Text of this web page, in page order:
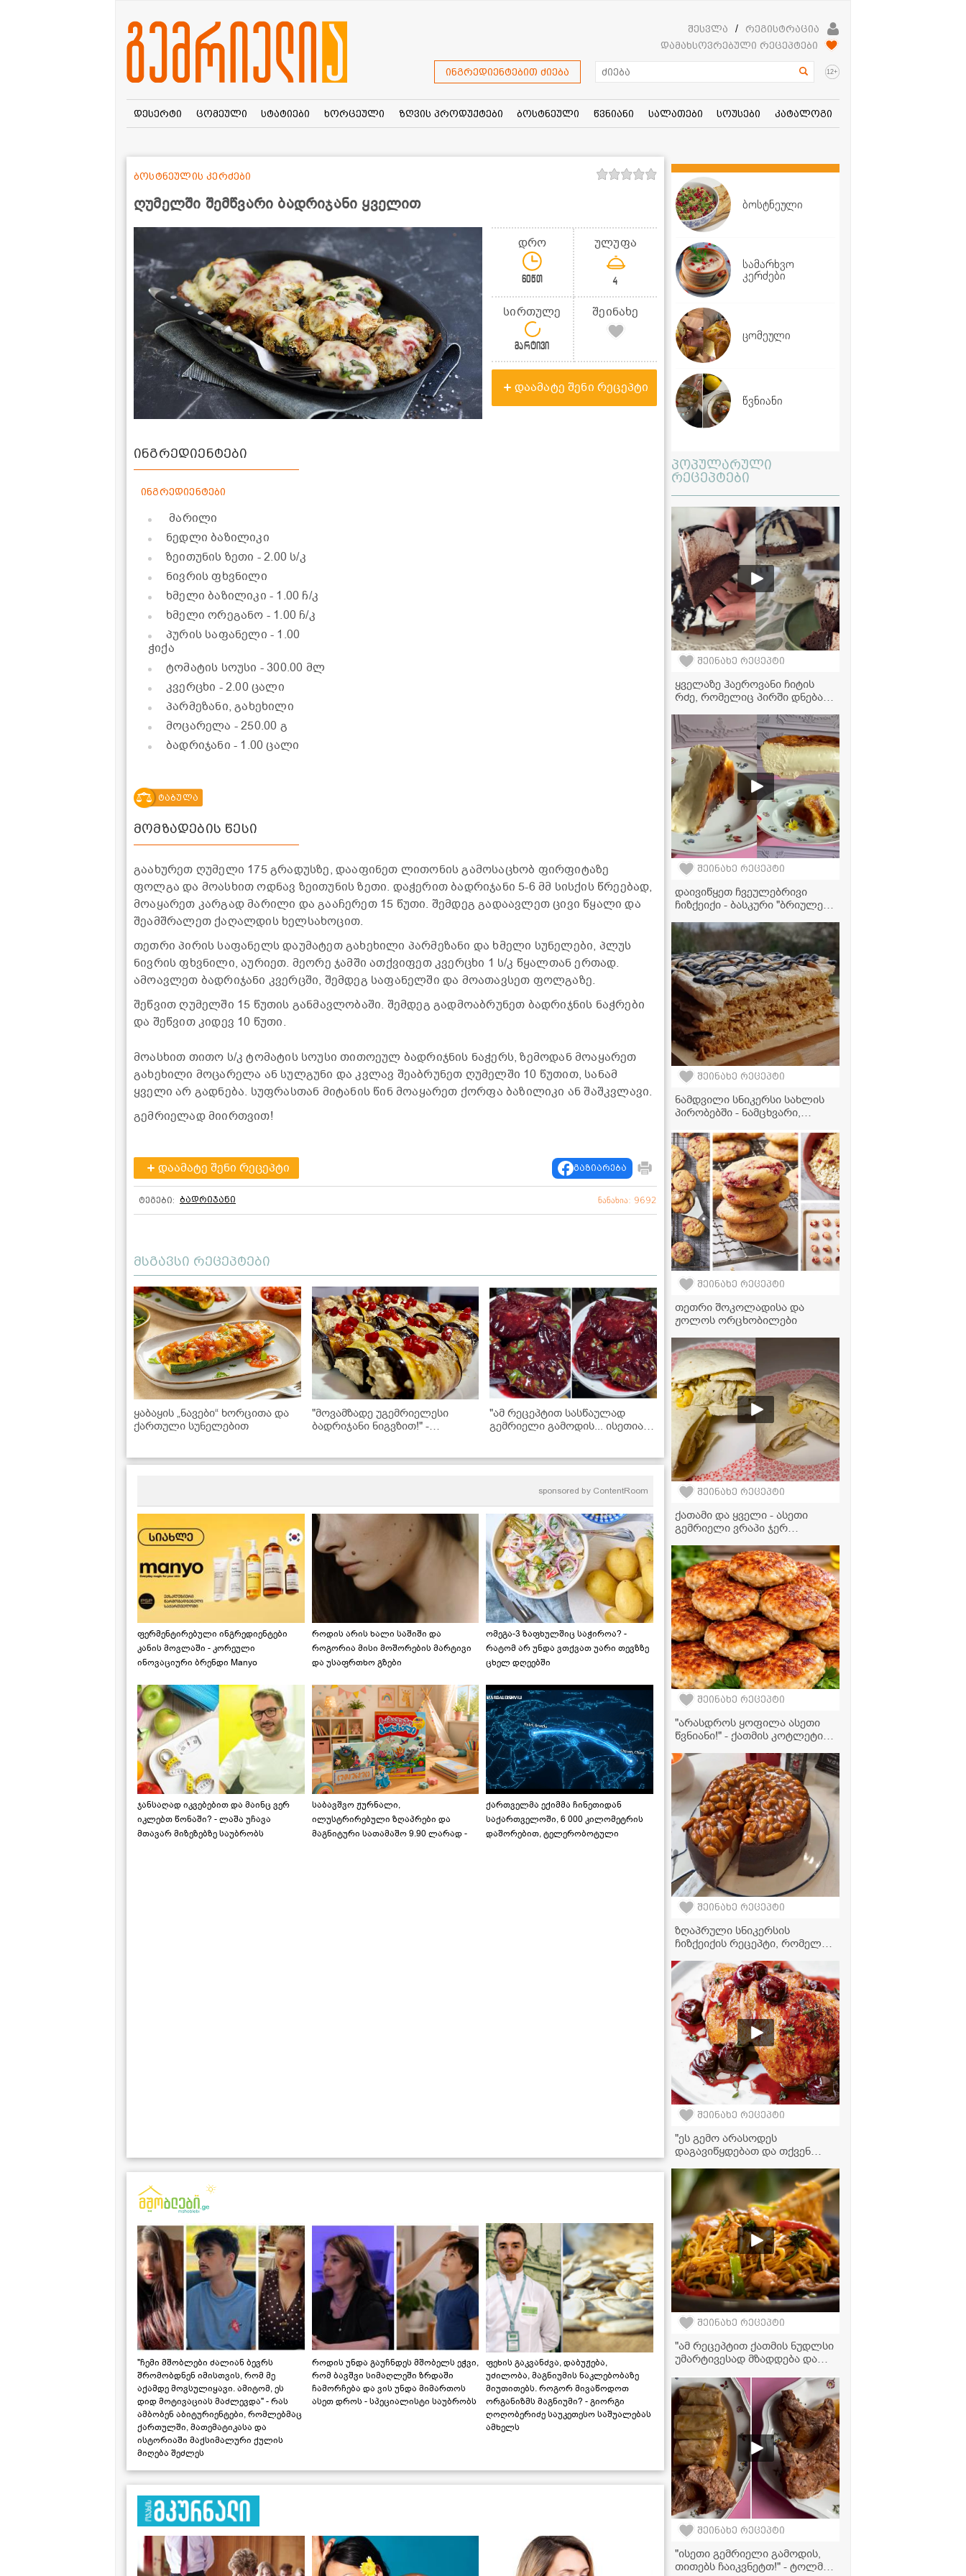
შესვლა /
რეგისტრაცია
დამახსოვრებული რეცეპტები
ინგრედიენტებით ძიება 12+
დესერტი ცომეული სტატიები ხორცეული ზღვის პროდუქტები ბოსტნეული წვნიანი სალათები სოუსები კატალოგი
ღუმელში შემწვარი ბადრიჯანი ყველით
ბოსტნეულის კერძები
დრო
60წთ
ულუფა
4
სირთულე
მარტივი
შეინახე
დაამატე შენი რეცეპტი
ინგრედიენტები
ინგრედიენტები
მარილი
ნედლი ბაზილიკი
ზეითუნის ზეთი - 2.00 ს/კ
ნივრის ფხვნილი
ხმელი ბაზილიკი - 1.00 ჩ/კ
ხმელი ორეგანო - 1.00 ჩ/კ
პურის საფანელი - 1.00
ჭიქა
ტომატის სოუსი - 300.00 მლ
კვერცხი - 2.00 ცალი
პარმეზანი, გახეხილი
მოცარელა - 250.00 გ
ბადრიჯანი - 1.00 ცალი
ტაბულა
მომზადების წესი
გაახურეთ ღუმელი 175 გრადუსზე, დააფინეთ ლითონის გამოსაცხობ ფირფიტაზე
ფოლგა და მოასხით ოდნავ ზეითუნის ზეთი. დაჭერით ბადრიჯანი 5-6 მმ სისქის წრეებად,
მოაყარეთ კარგად მარილი და გააჩერეთ 15 წუთი. შემდეგ გადაავლეთ ცივი წყალი და
შეამშრალეთ ქაღალდის ხელსახოცით.
თეთრი პირის საფანელს დაუმატეთ გახეხილი პარმეზანი და ხმელი სუნელები, პლუს
ნივრის ფხვნილი, აურიეთ. მეორე ჯამში ათქვიფეთ კვერცხი 1 ს/კ წყალთან ერთად.
ამოავლეთ ბადრიჯანი კვერცში, შემდეგ საფანელში და მოათავსეთ ფოლგაზე.
შეწვით ღუმელში 15 წუთის განმავლობაში. შემდეგ გადმოაბრუნეთ ბადრიჯნის ნაჭრები
და შეწვით კიდევ 10 წუთი.
მოასხით თითო ს/კ ტომატის სოუსი თითოეულ ბადრიჯნის ნაჭერს, ზემოდან მოაყარეთ
გახეხილი მოცარელა ან სულგუნი და კვლავ შეაბრუნეთ ღუმელში 10 წუთით, სანამ
ყველი არ გადნება. სუფრასთან მიტანის წინ მოაყარეთ ქორფა ბაზილიკი ან შაშკვლავი.
გემრიელად მიირთვით!
დაამატე შენი რეცეპტი გაზიარება
ტეგები: ბადრიჯანი ნანახია: 9692
მსგავსი რეცეპტები
ყაბაყის „ნავები“ ხორცითა და
ქართული სუნელებით
"მოვამზადე უგემრიელესი
ბადრიჯანი ნიგვზით!" -
"ამ რეცეპტით სასწაულად
გემრიელი გამოდის... ისეთია,
sponsored by ContentRoom
ფერმენტირებული ინგრედიენტები
კანის მოვლაში - კორეული
ინოვაციური ბრენდი Manyo
როდის არის ხალი საშიში და
როგორია მისი მოშორების მარტივი
და უსაფრთხო გზები
ომეგა-3 ზაფხულშიც საჭიროა? -
რატომ არ უნდა ვთქვათ უარი თევზზე
ცხელ დღეებში
ჯანსაღად იკვებებით და მაინც ვერ
იკლებთ წონაში? - ლაშა უჩავა
მთავარ მიზეზებზე საუბრობს
საბავშვო ჟურნალი,
ილუსტრირებული ზღაპრები და
მაგნიტური სათამაშო 9.90 ლარად -
ქართველმა ექიმმა ჩინეთიდან
საქართველოში, 6 000 კილომეტრის
დაშორებით, ტელერობოტული
"ჩემი მშობლები ძალიან ბევრს
შრომობდნენ იმისთვის, რომ მე
აქამდე მოვსულიყავი. ამიტომ, ეს
დიდ მოტივაციას მაძლევდა" - რას
ამბობენ აბიტურიენტები, რომლებმაც
ქართულში, მათემატიკასა და
ისტორიაში მაქსიმალური ქულის
მიღება შეძლეს
როდის უნდა გაუჩნდეს მშობელს ეჭვი,
რომ ბავშვი სიმაღლეში ზრდაში
ჩამორჩება და ვის უნდა მიმართოს
ასეთ დროს - სპეციალისტი საუბრობს
ფეხის გაკვანძვა, დაბუჟება,
უძილობა, მაგნიუმის ნაკლებობაზე
მიუთითებს. როგორ მივაწოდოთ
ორგანიზმს მაგნიუმი? - გიორგი
ღოღობერიძე საუკეთესო საშუალებას
ამხელს
ბოსტნეული
სამარხვო
კერძები
ცომეული
წვნიანი
პოპულარული
რეცეპტები
შეინახე რეცეპტი
ყველაზე ჰაეროვანი ჩიტის
რძე, რომელიც პირში დნება -
მარტივი დესერტის რეცეპტი
შეინახე რეცეპტი
დაივიწყეთ ჩვეულებრივი
ჩიზქეიქი - ბასკური "ბრიულე",
იპყრობს!
შეინახე რეცეპტი
ნამდვილი სნიკერსი სახლის
პირობებში - ნამცხვარი,
შეინახე რეცეპტი
თეთრი შოკოლადისა და
ჟოლოს ორცხობილები
შეინახე რეცეპტი
ქათამი და ყველი - ასეთი
გემრიელი ვრაპი ჯერ
შეინახე რეცეპტი
"არასდროს ყოფილა ასეთი
წვნიანი!" - ქათმის კოტლეტი
კრემ-ყველით
შეინახე რეცეპტი
ზღაპრული სნიკერსის
ჩიზქეიქის რეცეპტი, რომელიც
შეინახე რეცეპტი
"ეს გემო არასოდეს
დაგავიწყდებათ და თქვენ
ძალიან მოუხდება" - შემწვარი
ქათამი ალუბლის სოუსში
შეინახე რეცეპტი
"ამ რეცეპტით ქათმის ნუდლსი
უმარტივესად მზადდება და
გამოდის" - მკითხველის
ვიდერეცეპტი
შეინახე რეცეპტი
"ისეთი გემრიელი გამოდის,
თითებს ჩაიკვნეტთ!" - ტოლმა